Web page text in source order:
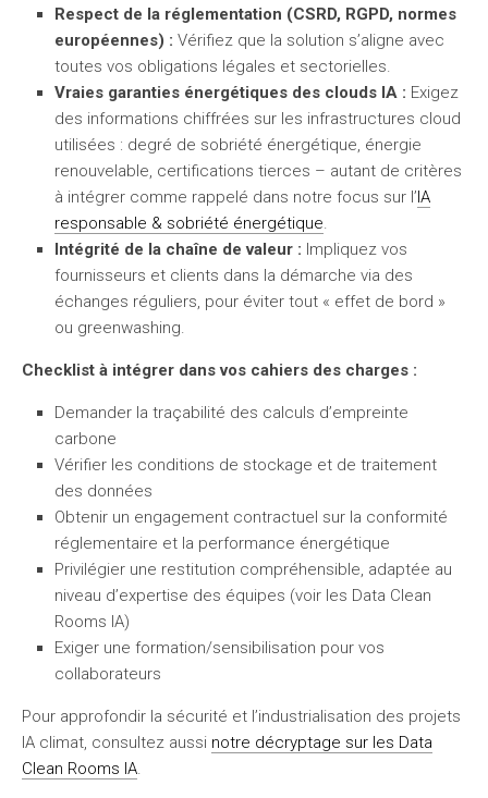
Respect de la réglementation (CSRD, RGPD, normes
européennes) : Vérifiez que la solution s’aligne avec
toutes vos obligations légales et sectorielles.
Vraies garanties énergétiques des clouds IA : Exigez
des informations chiffrées sur les infrastructures cloud
utilisées : degré de sobriété énergétique, énergie
renouvelable, certifications tierces – autant de critères
à intégrer comme rappelé dans notre focus sur l’ IA
responsable & sobriété énergétique.
Intégrité de la chaîne de valeur : Impliquez vos
fournisseurs et clients dans la démarche via des
échanges réguliers, pour éviter tout « effet de bord »
ou greenwashing.
Checklist à intégrer dans vos cahiers des charges :
Demander la traçabilité des calculs d’empreinte
carbone
Vérifier les conditions de stockage et de traitement
des données
Obtenir un engagement contractuel sur la conformité
réglementaire et la performance énergétique
Privilégier une restitution compréhensible, adaptée au
niveau d’expertise des équipes (voir les Data Clean
Rooms IA)
Exiger une formation/sensibilisation pour vos
collaborateurs
Pour approfondir la sécurité et l’industrialisation des projets
IA climat, consultez aussi notre décryptage sur les Data
Clean Rooms IA.